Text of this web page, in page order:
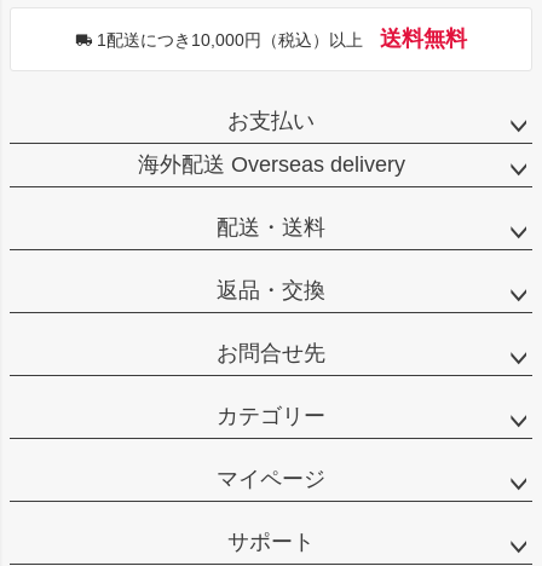
1配送につき10,000円（税込）以上 送料無料
お支払い
海外配送 Overseas delivery
配送・送料
返品・交換
お問合せ先
カテゴリー
マイページ
サポート